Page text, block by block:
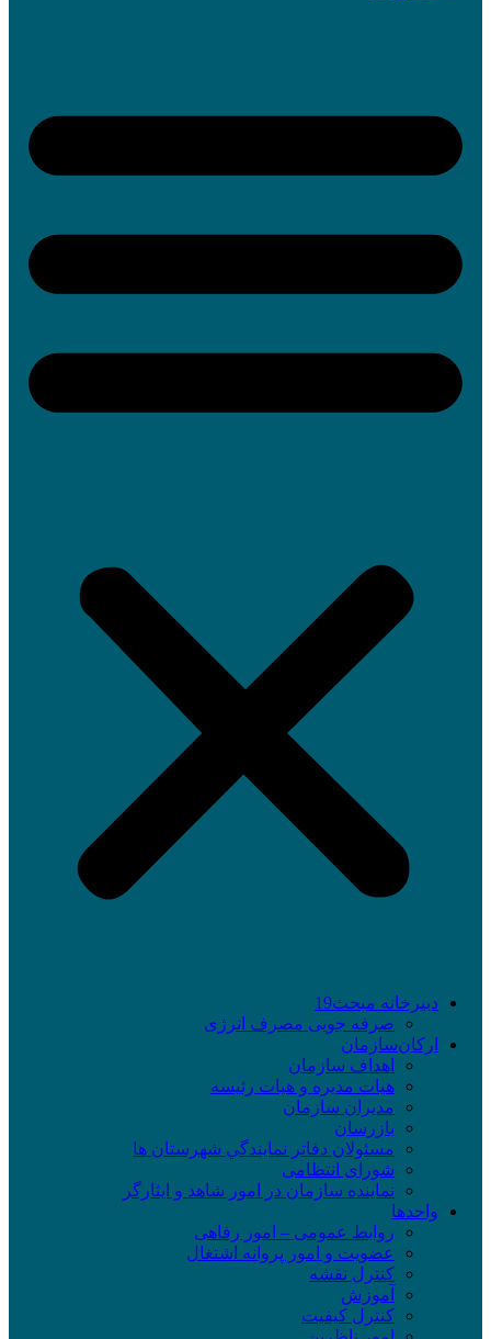
دبیرخانه مبحث19
صرفه جویی مصرف انرژی
ارکان‌سازمان
اهداف سازمان
هیات مدیره و هیات رئیسه
مدیران سازمان
بازرسان
مسئولان دفاتر نمايندگي شهرستان ها
شورای انتظامی
نماينده سازمان در امور شاهد و ايثارگر
واحدها
روابط عمومی – امور رفاهی
عضویت و امور پروانه اشتغال
کنترل نقشه
آموزش
کنترل کیفیت